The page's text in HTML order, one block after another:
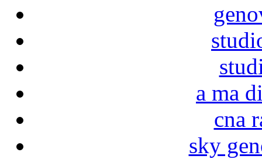
a ma
cna
sky